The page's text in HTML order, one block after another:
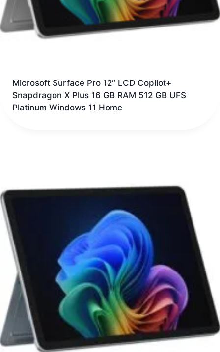
Microsoft Surface Pro 12″ LCD Copilot+
Snapdragon X Plus 16 GB RAM 512 GB UFS
Platinum Windows 11 Home